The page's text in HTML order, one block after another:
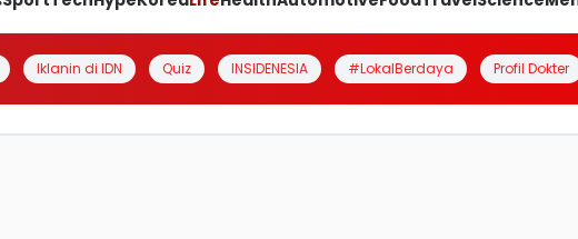
Iklanin di IDN Quiz INSIDENESIA #LokalBerdaya Profil Dokter